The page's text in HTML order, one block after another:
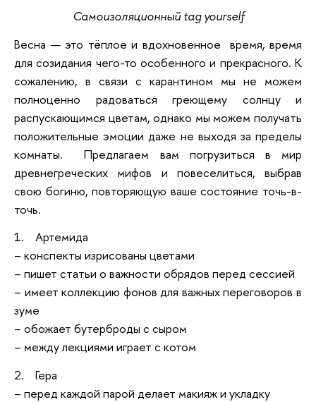
Самоизоляционный tag yourself
Весна — это тёплое и вдохновенное время, время
для созидания чего-то особенного и прекрасного. К
сожалению, в связи с карантином мы не можем
полноценно радоваться греющему солнцу и
распускающимся цветам, однако мы можем получать
положительные эмоции даже не выходя за пределы
комнаты. Предлагаем вам погрузиться в мир
древнегреческих мифов и повеселиться, выбрав
свою богиню, повторяющую ваше состояние точь-в-
точь.
1. Артемида
– конспекты изрисованы цветами
– пишет статьи о важности обрядов перед сессией
– имеет коллекцию фонов для важных переговоров в
зуме
– обожает бутерброды с сыром
– между лекциями играет с котом
2. Гера
– перед каждой парой делает макияж и укладку